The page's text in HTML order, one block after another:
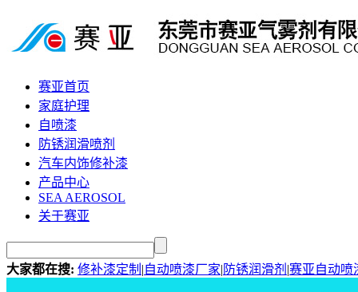
赛亚首页
家庭护理
自喷漆
防锈润滑喷剂
汽车内饰修补漆
产品中心
SEA AEROSOL
关于赛亚
大家都在搜: 修补漆定制 |自动喷漆厂家| 防锈润滑剂 |赛亚自动喷